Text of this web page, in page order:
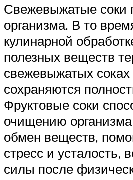
Свежевыжатые соки
организма. В то
кулинарной
полезных веществ
свежевыжатых соках
сохраняются
Фруктовые соки
очищению
обмен веществ,
стресс и усталость,
силы после